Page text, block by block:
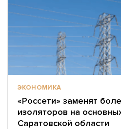
ЭКОНОМИКА
«Россети» заменят
изоляторов на
Саратовской области